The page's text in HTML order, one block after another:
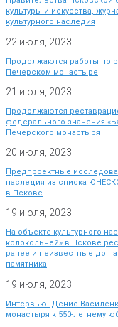
культуры и искусства,
культурного наследия
22 июля, 2023
Продолжаются работы по
Печерском монастыре
21 июля, 2023
Продолжаются
федерального значения
Печерского монастыря
20 июля, 2023
Предпроектные
наследия из списка
в Пскове
19 июля, 2023
На объекте культурного
колокольней» в Пскове
ранее и неизвестные до
памятника
19 июля, 2023
Интервью. Денис
монастыря к 550-летнему